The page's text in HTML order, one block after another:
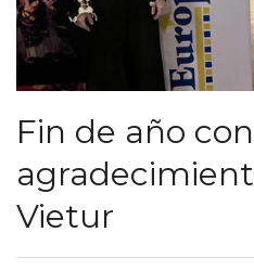
Fin de año
Vietur